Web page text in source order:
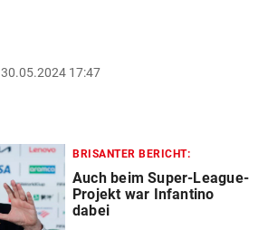
30.05.2024 17:47
BRISANTER BERICHT:
Auch beim Super-League-
Projekt war Infantino
dabei